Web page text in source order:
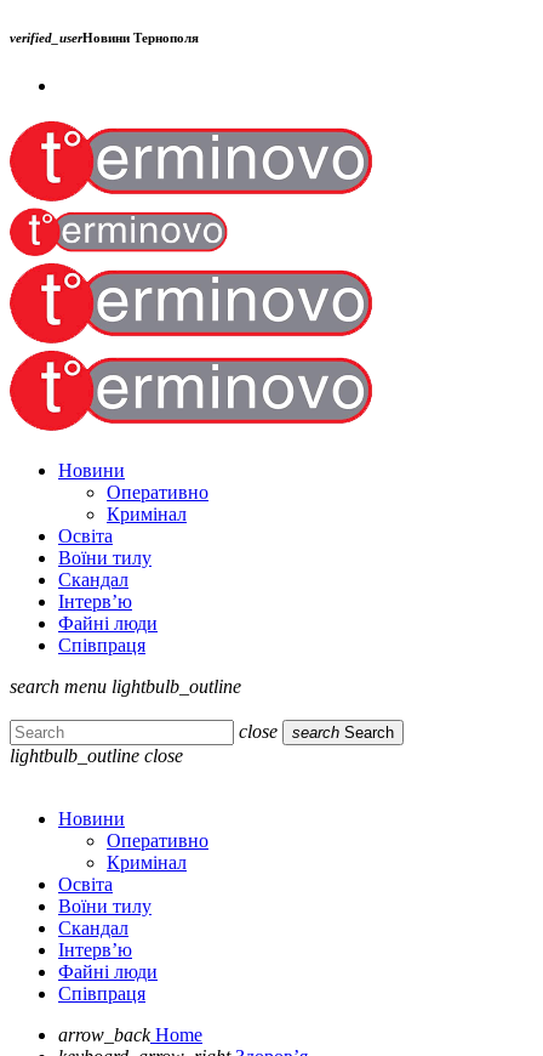
verified_userНовини Тернополя
Новини
Оперативно
Кримінал
Освіта
Воїни тилу
Скандал
Інтерв’ю
Файні люди
Співпраця
search menu lightbulb_outline
close search Search
lightbulb_outline close
Новини
Оперативно
Кримінал
Освіта
Воїни тилу
Скандал
Інтерв’ю
Файні люди
Співпраця
arrow_back Home